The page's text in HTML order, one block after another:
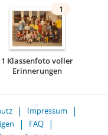
1
1 Klassenfoto voller
Erinnerungen
Impressum
FAQ